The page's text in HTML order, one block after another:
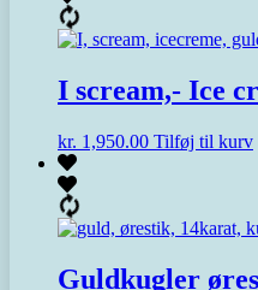
I scream,- Ice
kr. 1,950.00 Tilføj til kurv
Guldkugler